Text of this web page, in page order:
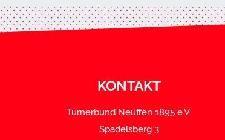
KONTAKT
Turnerbund Neuffen 1895 e.V.
Spadelsberg 3